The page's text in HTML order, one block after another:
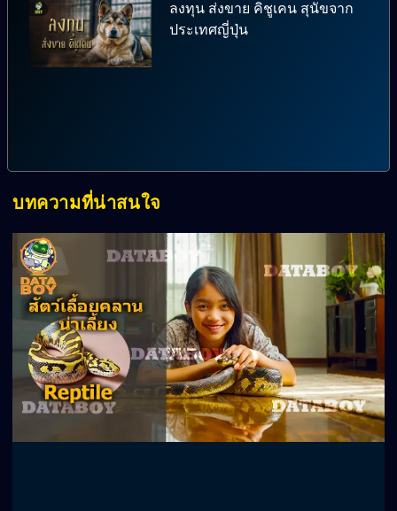
ลงทุน ส่งขาย คิชูเคน สุนัขจาก
ประเทศญี่ปุ่น
บทความที่น่าสนใจ